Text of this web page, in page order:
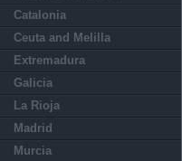
Catalonia
Ceuta and Melilla
Extremadura
Galicia
La Rioja
Madrid
Murcia